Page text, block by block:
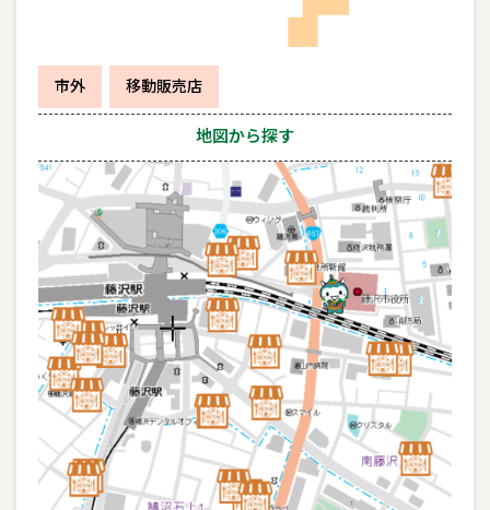
市外 移動販売店
地図から探す